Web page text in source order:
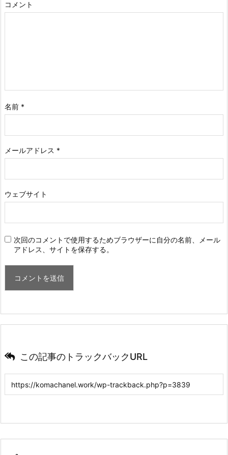
コメント
名前 *
メールアドレス *
ウェブサイト
次回のコメントで使用するためブラウザーに自分の名前、メール
アドレス、サイトを保存する。
この記事のトラックバックURL